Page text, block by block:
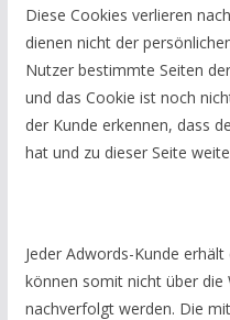
Diese Cookies verlieren
dienen nicht der
Nutzer bestimmte Seiten
und das Cookie ist noch
der Kunde erkennen, dass
hat und zu dieser Seite
Jeder Adwords-Kunde
können somit nicht über die
nachverfolgt werden. Die